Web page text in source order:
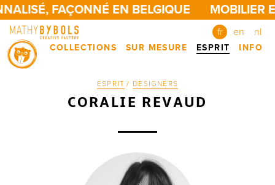
FAÇONNÉ EN BELGIQUE MOBILIER
fr en nl
COLLECTIONS SUR MESURE ESPRIT INFO
ESPRIT / DESIGNERS
CORALIE REVAUD